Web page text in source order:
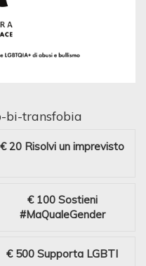
bi-transfobia
€ 20 Risolvi un imprevisto
€ 100 Sostieni
#MaQualeGender
€ 500 Supporta LGBTI